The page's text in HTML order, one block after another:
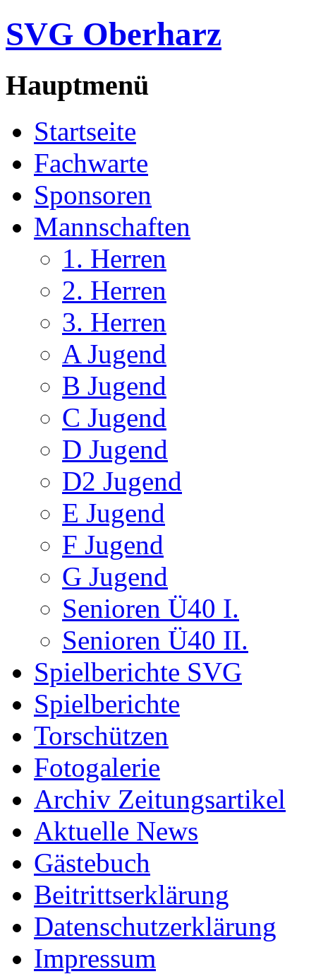
SVG Oberharz
Hauptmenü
Startseite
Fachwarte
Sponsoren
Mannschaften
1. Herren
2. Herren
3. Herren
A Jugend
B Jugend
C Jugend
D Jugend
D2 Jugend
E Jugend
F Jugend
G Jugend
Senioren Ü40 I.
Senioren Ü40 II.
Spielberichte SVG
Spielberichte
Torschützen
Fotogalerie
Archiv Zeitungsartikel
Aktuelle News
Gästebuch
Beitrittserklärung
Datenschutzerklärung
Impressum